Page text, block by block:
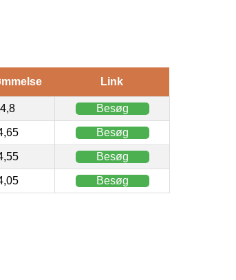
Link
4,8 Besøg
Besøg
Besøg
Besøg